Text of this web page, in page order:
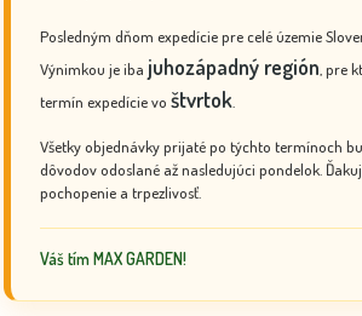
Posledným dňom expedície pre celé územie
Výnimkou je iba juhozápadný región , pre
termín expedície vo štvrtok
Všetky objednávky prijaté po týchto termínoch
dôvodov odoslané až nasledujúci pondelok.
pochopenie a trpezlivosť.
Váš tím MAX GARDEN!